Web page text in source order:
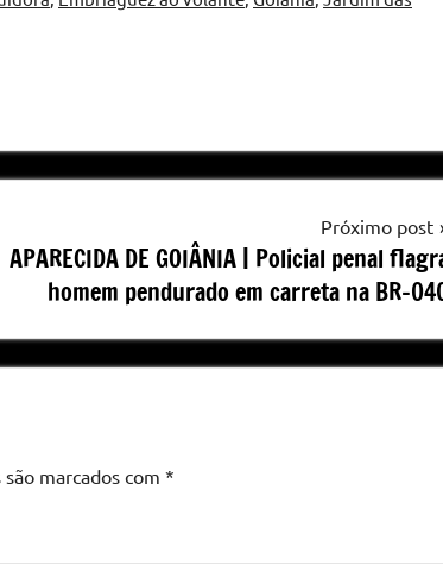
Próximo post
APARECIDA DE GOIÂNIA | Policial penal
homem pendurado em carreta na BR-
marcados com *